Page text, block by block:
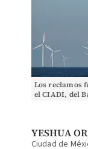
Los reclamos
el CIADI, del
YESHUA
Ciudad de